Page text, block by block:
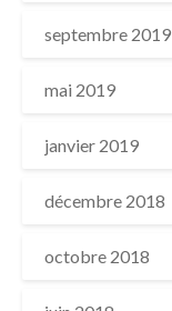
septembre 2019
mai 2019
janvier 2019
décembre 2018
octobre 2018